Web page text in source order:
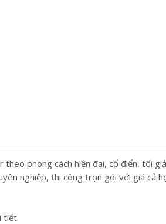
phong cách hiện đại, cổ điển, tối
nghiệp, thi công trọn gói với giá cả
tiết